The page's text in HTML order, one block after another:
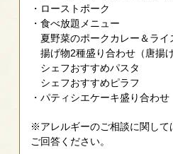
ローストポーク
食べ放題メニュー
夏野菜のポークカレー＆ライ
揚げ物2種盛り合わせ（唐揚
シェフおすすめパスタ
シェフおすすめピラフ
パティシエケーキ盛り合わせ
※アレルギーのご相談に関して
ご回答ください。